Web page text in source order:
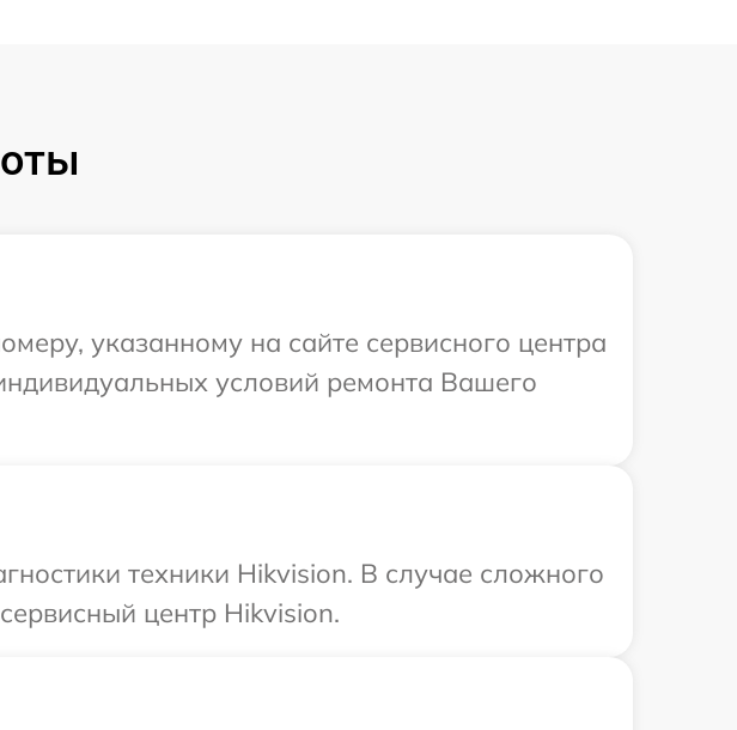
указанному на сайте сервисного центра
условий ремонта Вашего
техники Hikvision. В случае сложного
центр Hikvision.